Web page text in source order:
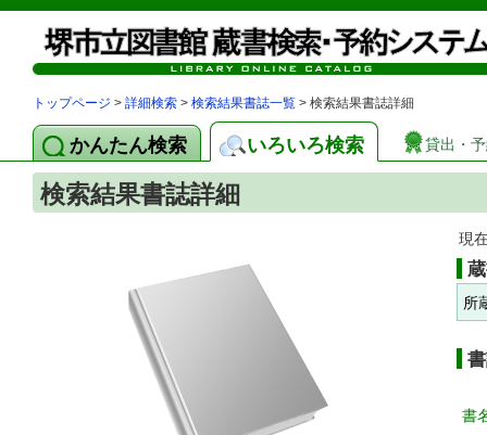
トップページ > 詳細検索 > 検索結果書誌一覧 > 検索結果書誌詳細
かんたん検索 いろいろ検索 貸出・
検索結果書誌詳細
現
所
書